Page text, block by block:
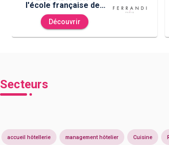
l'école française de
Gastronomie et de
Management Hôtelier
Découvrir
Secteurs
accueil hôtellerie management hôtelier Cuisine